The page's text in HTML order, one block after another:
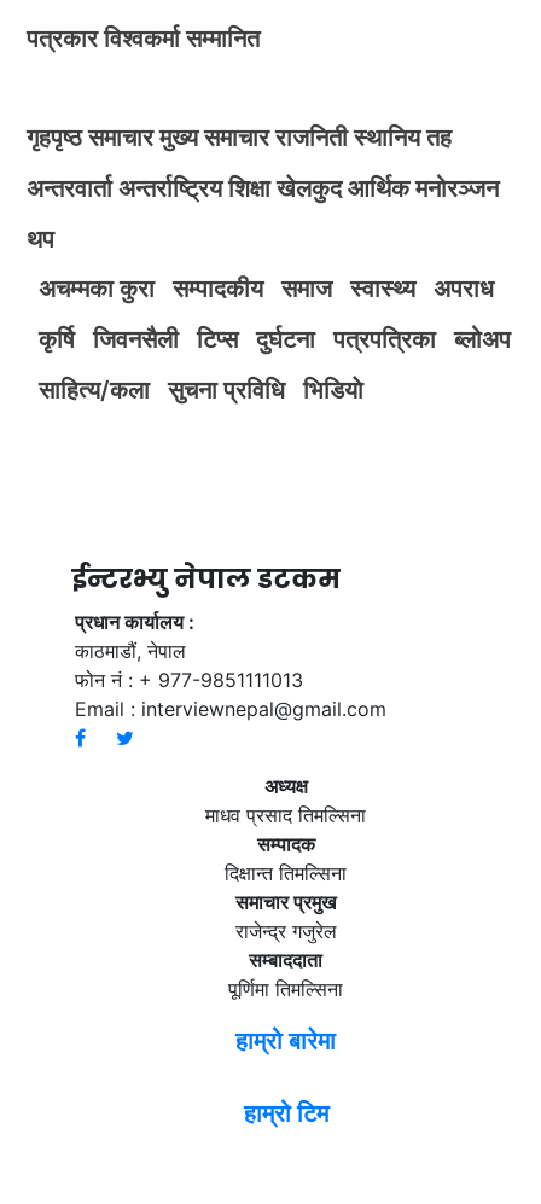
पत्रकार विश्वकर्मा सम्मानित
गृहपृष्ठ समाचार मुख्य समाचार राजनिती स्थानिय तह
अन्तरवार्ता अन्तर्राष्ट्रिय शिक्षा खेलकुद आर्थिक मनोरञ्जन
थप
अचम्मका कुरा
सम्पादकीय समाज स्वास्थ्य
अपराध
कृर्षि
जिवनसैली टिप्स दुर्घटना पत्रपत्रिका
ब्लोअप
साहित्य/कला
सुचना प्रविधि भिडियाे
ईन्टरभ्यु नेपाल डटकम
प्रधान कार्यालय :
काठमाडौं, नेपाल
फोन नं : + 977-9851111013
Email : interviewnepal@gmail.com
अध्यक्ष
माधव प्रसाद तिमल्सिना
सम्पादक
दिक्षान्त तिमल्सिना
समाचार प्रमुख
राजेन्द्र गजुरेल
सम्बाददाता
पूर्णिमा तिमल्सिना
हाम्रो बारेमा
हाम्रो टिम